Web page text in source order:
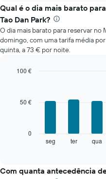
o
preço
médio
de
um
quarto
cada
gráfico
apresenta
abcissa.
o
Qual é o dia mais barato
Tao Dan Park?
O dia mais barato para reservar no
domingo, com uma tarifa média
quinta, a 73 € por noite.
o
seg ter qua
0
50 €
100 €
Com quanta antecedência